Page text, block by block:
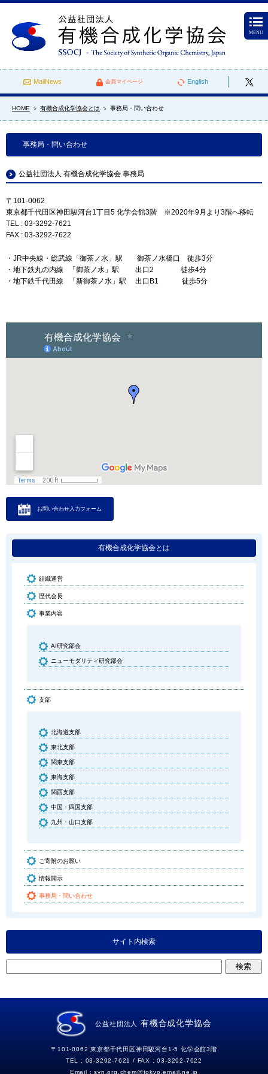
MailNews 会員マイページ English
MENU
HOME > 有機合成化学協会とは > 事務局・問い合わせ
事務局・問い合わせ
公益社団法人 有機合成化学協会 事務局
〒101-0062
東京都千代田区神田駿河台1丁目5 化学会館3階 ※2020年9月より3階へ移転
TEL : 03-3292-7621
FAX : 03-3292-7622
・JR中央線・総武線「御茶ノ水」駅 御茶ノ水橋口 徒歩3分
・地下鉄丸の内線 「御茶ノ水」駅 出口2 徒歩4分
・地下鉄千代田線 「新御茶ノ水」駅 出口B1 徒歩5分
より大きな地図で有機合成化学協会を表示
お問い合わせ入力フォーム
有機合成化学協会とは
組織運営
歴代会長
事業内容
AI研究部会
ニューモダリティ研究部会
支部
北海道支部
東北支部
関東支部
東海支部
関西支部
中国・四国支部
九州・山口支部
ご寄附のお願い
情報開示
事務局・問い合わせ
サイト内検索
公益社団法人 有機合成化学協会
〒101-0062 東京都千代田区神田駿河台1-5 化学会館3階
TEL : 03-3292-7621 / FAX : 03-3292-7622
Email :syn.org.chem tokyo.email.ne.jp